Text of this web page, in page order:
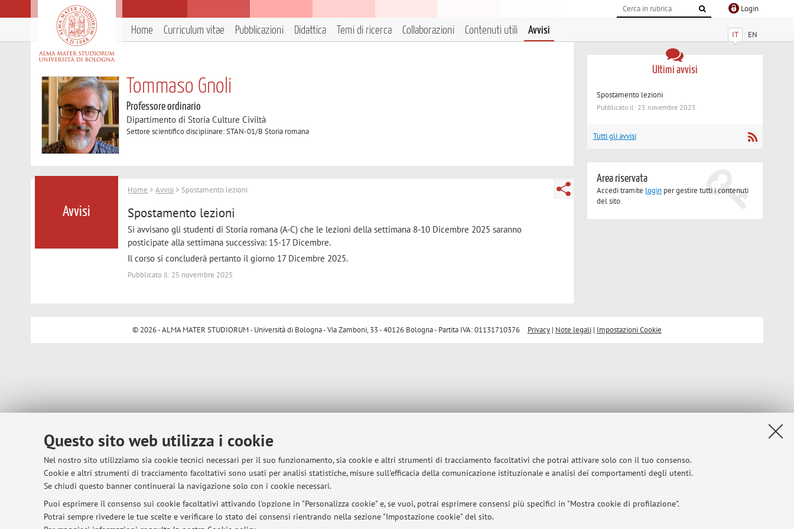
Questo sito web utilizza i cookie
Nel nostro sito utilizziamo sia cookie tecnici necessari per il suo funzionamento, sia cookie e altri strumenti di tracciamento facoltativi che potrai attivare solo con il tuo consenso.
Cookie e altri strumenti di tracciamento facoltativi sono usati per analisi statistiche, misure sull'efficacia della comunicazione istituzionale e analisi dei comportamenti degli utenti.
Se chiudi questo banner continuerai la navigazione solo con i cookie necessari.
Puoi esprimere il consenso sui cookie facoltativi attivando l'opzione in "Personalizza cookie" e, se vuoi, potrai esprimere consensi più specifici in "Mostra cookie di profilazione".
Potrai sempre rivedere le tue scelte e verificare lo stato dei consensi rientrando nella sezione "Impostazione cookie" del sito.
Login
IT EN
Home Curriculum vitae Pubblicazioni Didattica Temi di ricerca Collaborazioni Contenuti utili Avvisi
Tommaso Gnoli
Professore ordinario
Dipartimento di Storia Culture Civiltà
Settore scientifico disciplinare: STAN-01/B Storia romana
Avvisi
Home >Avvisi > Spostamento lezioni
Spostamento lezioni
Si avvisano gli studenti di Storia romana (A-C) che le lezioni della settimana 8-10 Dicembre 2025 saranno
posticipate alla settimana successiva: 15-17 Dicembre.
Il corso si concluderà pertanto il giorno 17 Dicembre 2025.
Pubblicato il: 25 novembre 2025
Ultimi avvisi
Spostamento lezioni
Pubblicato il: 25 novembre 2025
Tutti gli avvisi
Area riservata
Accedi tramite login per gestire tutti i contenuti
del sito.
© 2026 - ALMA MATER STUDIORUM - Università di Bologna - Via Zamboni, 33 - 40126 Bologna - Partita IVA: 01131710376 Privacy| Note legali| Impostazioni Cookie